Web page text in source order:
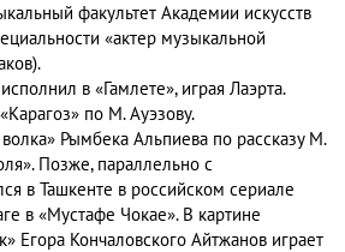
факультет Академии искусств
«актер музыкальной
в «Гамлете», играя Лаэрта.
по М. Ауэзову.
Рымбека Альпиева по рассказу М.
Позже, параллельно с
в Ташкенте в российском сериале
в «Мустафе Чокае». В картине
Егора Кончаловского Айтжанов играет